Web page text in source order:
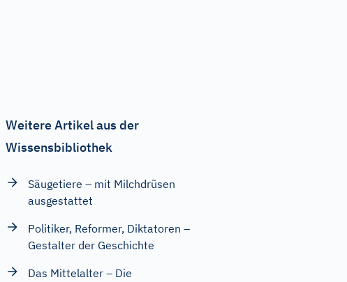
Weitere Artikel aus der
Wissensbibliothek
Säugetiere – mit Milchdrüsen
ausgestattet
Politiker, Reformer, Diktatoren –
Gestalter der Geschichte
Das Mittelalter – Die